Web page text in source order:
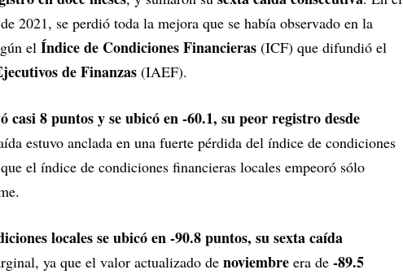
2021, se perdió toda la mejora que se había observado en la
el Índice de Condiciones Financieras (ICF) que difundió el
de Finanzas (IAEF).
casi 8 puntos y se ubicó en -60.1, su peor registro desde
estuvo anclada en una fuerte pérdida del índice de condiciones
el índice de condiciones financieras locales empeoró sólo
locales se ubicó en -90.8 puntos, su sexta caída
ya que el valor actualizado de noviembre era de -89.5